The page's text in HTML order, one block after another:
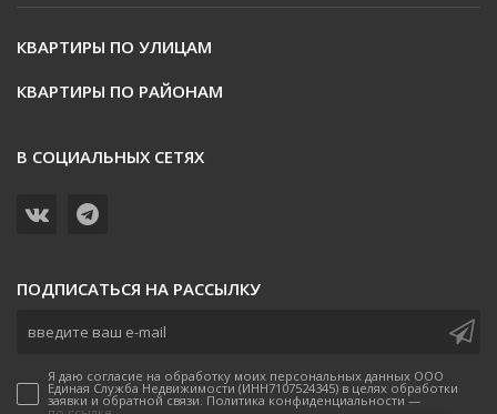
КВАРТИРЫ ПО УЛИЦАМ
КВАРТИРЫ ПО РАЙОНАМ
В СОЦИАЛЬНЫХ СЕТЯХ
ПОДПИСАТЬСЯ НА РАССЫЛКУ
Я даю согласие на обработку моих персональных данных ООО
Единая Служба Недвижимости (ИНН7107524345) в целях обработки
заявки и обратной связи. Политика конфиденциальности —